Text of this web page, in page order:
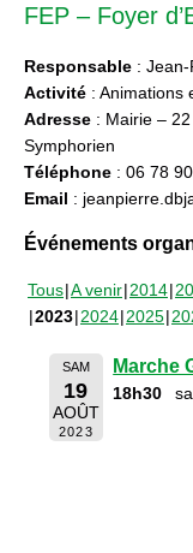
FEP – Foyer
Responsable : Jean-
Activité : Animations
Adresse : Mairie –
Symphorien
Téléphone : 06 78
Email :
Événements
Tous A venir 2014
2023 2024 2025
SAM
19
AOÛT
2023
Marche
18h30